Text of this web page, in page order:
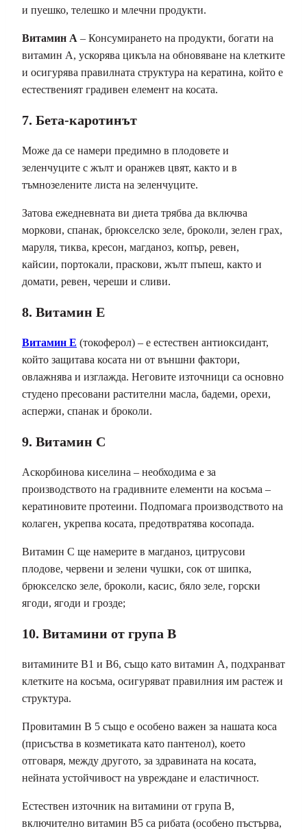
и пуешко, телешко и млечни продукти.
Витамин А – Консумирането на продукти, богати на
витамин А, ускорява цикъла на обновяване на клетките
и осигурява правилната структура на кератина, който е
естественият градивен елемент на косата.
7. Бета-каротинът
Може да се намери предимно в плодовете и
зеленчуците с жълт и оранжев цвят, както и в
тъмнозелените листа на зеленчуците.
Затова ежедневната ви диета трябва да включва
моркови, спанак, брюкселско зеле, броколи, зелен грах,
маруля, тиква, кресон, магданоз, копър, ревен,
кайсии, портокали, праскови, жълт пъпеш, както и
домати, ревен, череши и сливи.
8. Витамин Е
Витамин Е (токоферол) – е естествен антиоксидант,
който защитава косата ни от външни фактори,
овлажнява и изглажда. Неговите източници са основно
студено пресовани растителни масла, бадеми, орехи,
аспержи, спанак и броколи.
9. Витамин С
Аскорбинова киселина – необходима е за
производството на градивните елементи на косъма –
кератиновите протеини. Подпомага производството на
колаген, укрепва косата, предотвратява косопада.
Витамин С ще намерите в магданоз, цитрусови
плодове, червени и зелени чушки, сок от шипка,
брюкселско зеле, броколи, касис, бяло зеле, горски
ягоди, ягоди и грозде;
10. Витамини от група В
витамините В1 и В6, също като витамин А, подхранват
клетките на косъма, осигуряват правилния им растеж и
структура.
Провитамин B 5 също е особено важен за нашата коса
(присъства в козметиката като пантенол), което
отговаря, между другото, за здравината на косата,
нейната устойчивост на увреждане и еластичност.
Естествен източник на витамини от група В,
включително витамин В5 са рибата (особено пъстърва,